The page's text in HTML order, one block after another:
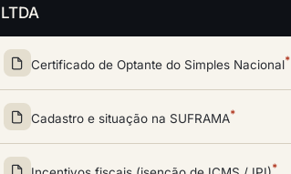
Certificado de Optante do Simples Nacional*
Cadastro e situação na SUFRAMA*
*